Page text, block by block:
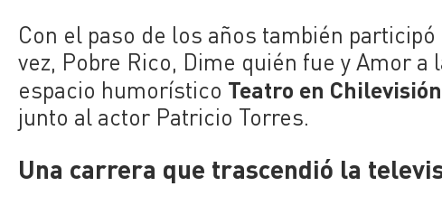
Con el paso de los años también
vez, Pobre Rico, Dime quién fue yAmor a
espacio humorístico Teatro en Chilevisión
junto al actor Patricio Torres.
Una carrera que trascendió la